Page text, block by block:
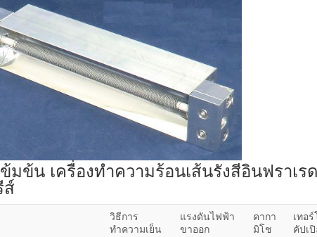
มข้น เครื่องทำความร้อนเส้นรังสีอินฟราเร
ส์
วิธีการ
ทำความเย็น
แรงดันไฟฟ้า
ขาออก
คากา
มิโช
เทอ
คัปเ